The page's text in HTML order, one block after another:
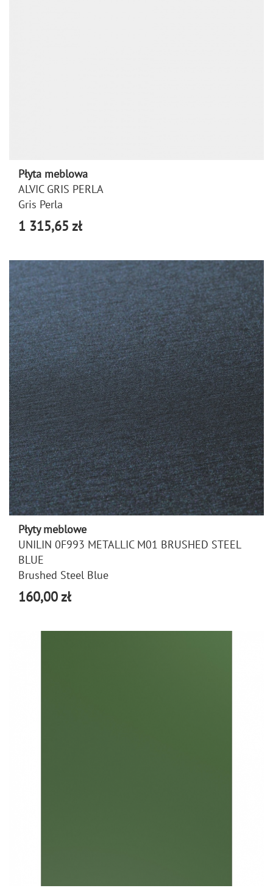
Płyta meblowa
ALVIC GRIS PERLA
Gris Perla
1 315,65 zł
Płyty meblowe
UNILIN 0F993 METALLIC M01 BRUSHED STEEL
BLUE
Brushed Steel Blue
160,00 zł